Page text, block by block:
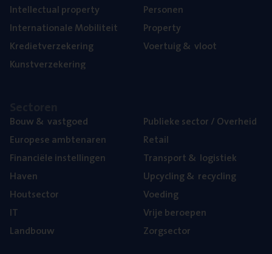
Intel­lec­tu­al property
Inter­na­ti­o­na­le Mobiliteit
Kre­diet­ver­ze­ke­ring
Kunst­ver­ze­ke­ring
Per­so­nen
Pro­per­ty
Voer­tuig& vloot
Bouw& vastgoed
Euro­pe­se ambtenaren
Finan­ci­ë­le instellingen
Haven
Hout­sec­tor
IT
Land­bouw
Publie­ke sec­tor / Overheid
Retail
Trans­port& logistiek
Upcy­cling& recycling
Voe­ding
Vrije beroe­pen
Zorg­sec­tor